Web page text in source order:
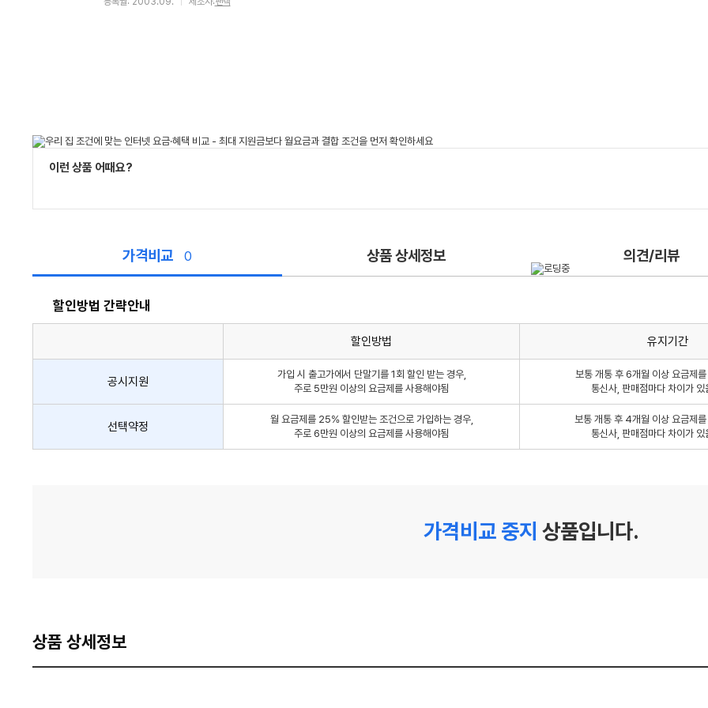
이런 상품 어때요?
가격비교 0 상품 상세정보 의견/리뷰
할인방법 간략안내
인
방
략
할인방법 유지기간
공시지원
가입 시 출고가에서 단말기를 1회 할인 받는 경우,
주로 5만원 이상의 요금제를 사용해야됨
보통 개통 후 6개월 이상 요금제
통신사, 판매점마다 차이가 있
선택약정
월 요금제를 25% 할인받는 조건으로 가입하는 경우,
주로 6만원 이상의 요금제를 사용해야됨
보통 개통 후 4개월 이상 요금제
통신사, 판매점마다 차이가 있
가격비교 중지 상품입니다.
상품 상세정보